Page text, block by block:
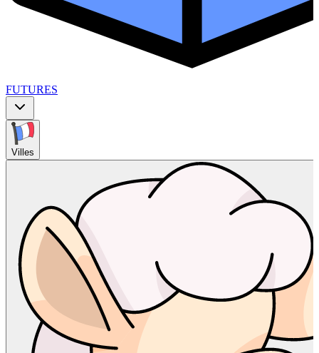
FUTURES
Villes